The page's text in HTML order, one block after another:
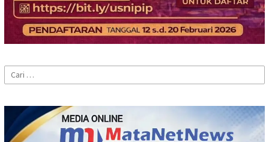
Cari
untuk: